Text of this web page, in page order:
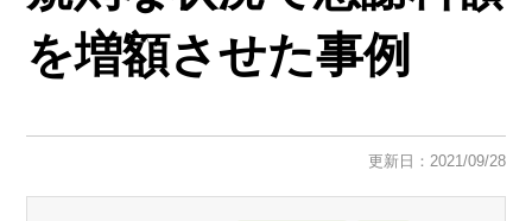
を増額させた事例
更新日：2021/09/28